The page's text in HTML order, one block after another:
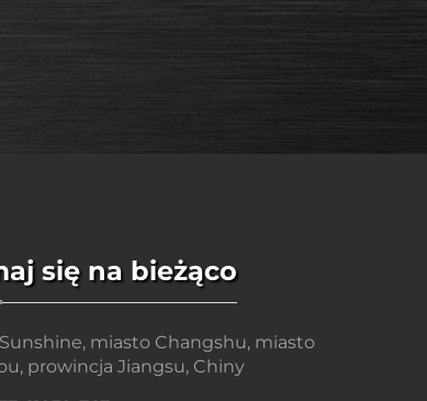
się na bieżąco
miasto Changshu, miasto
prowincja Jiangsu, Chiny